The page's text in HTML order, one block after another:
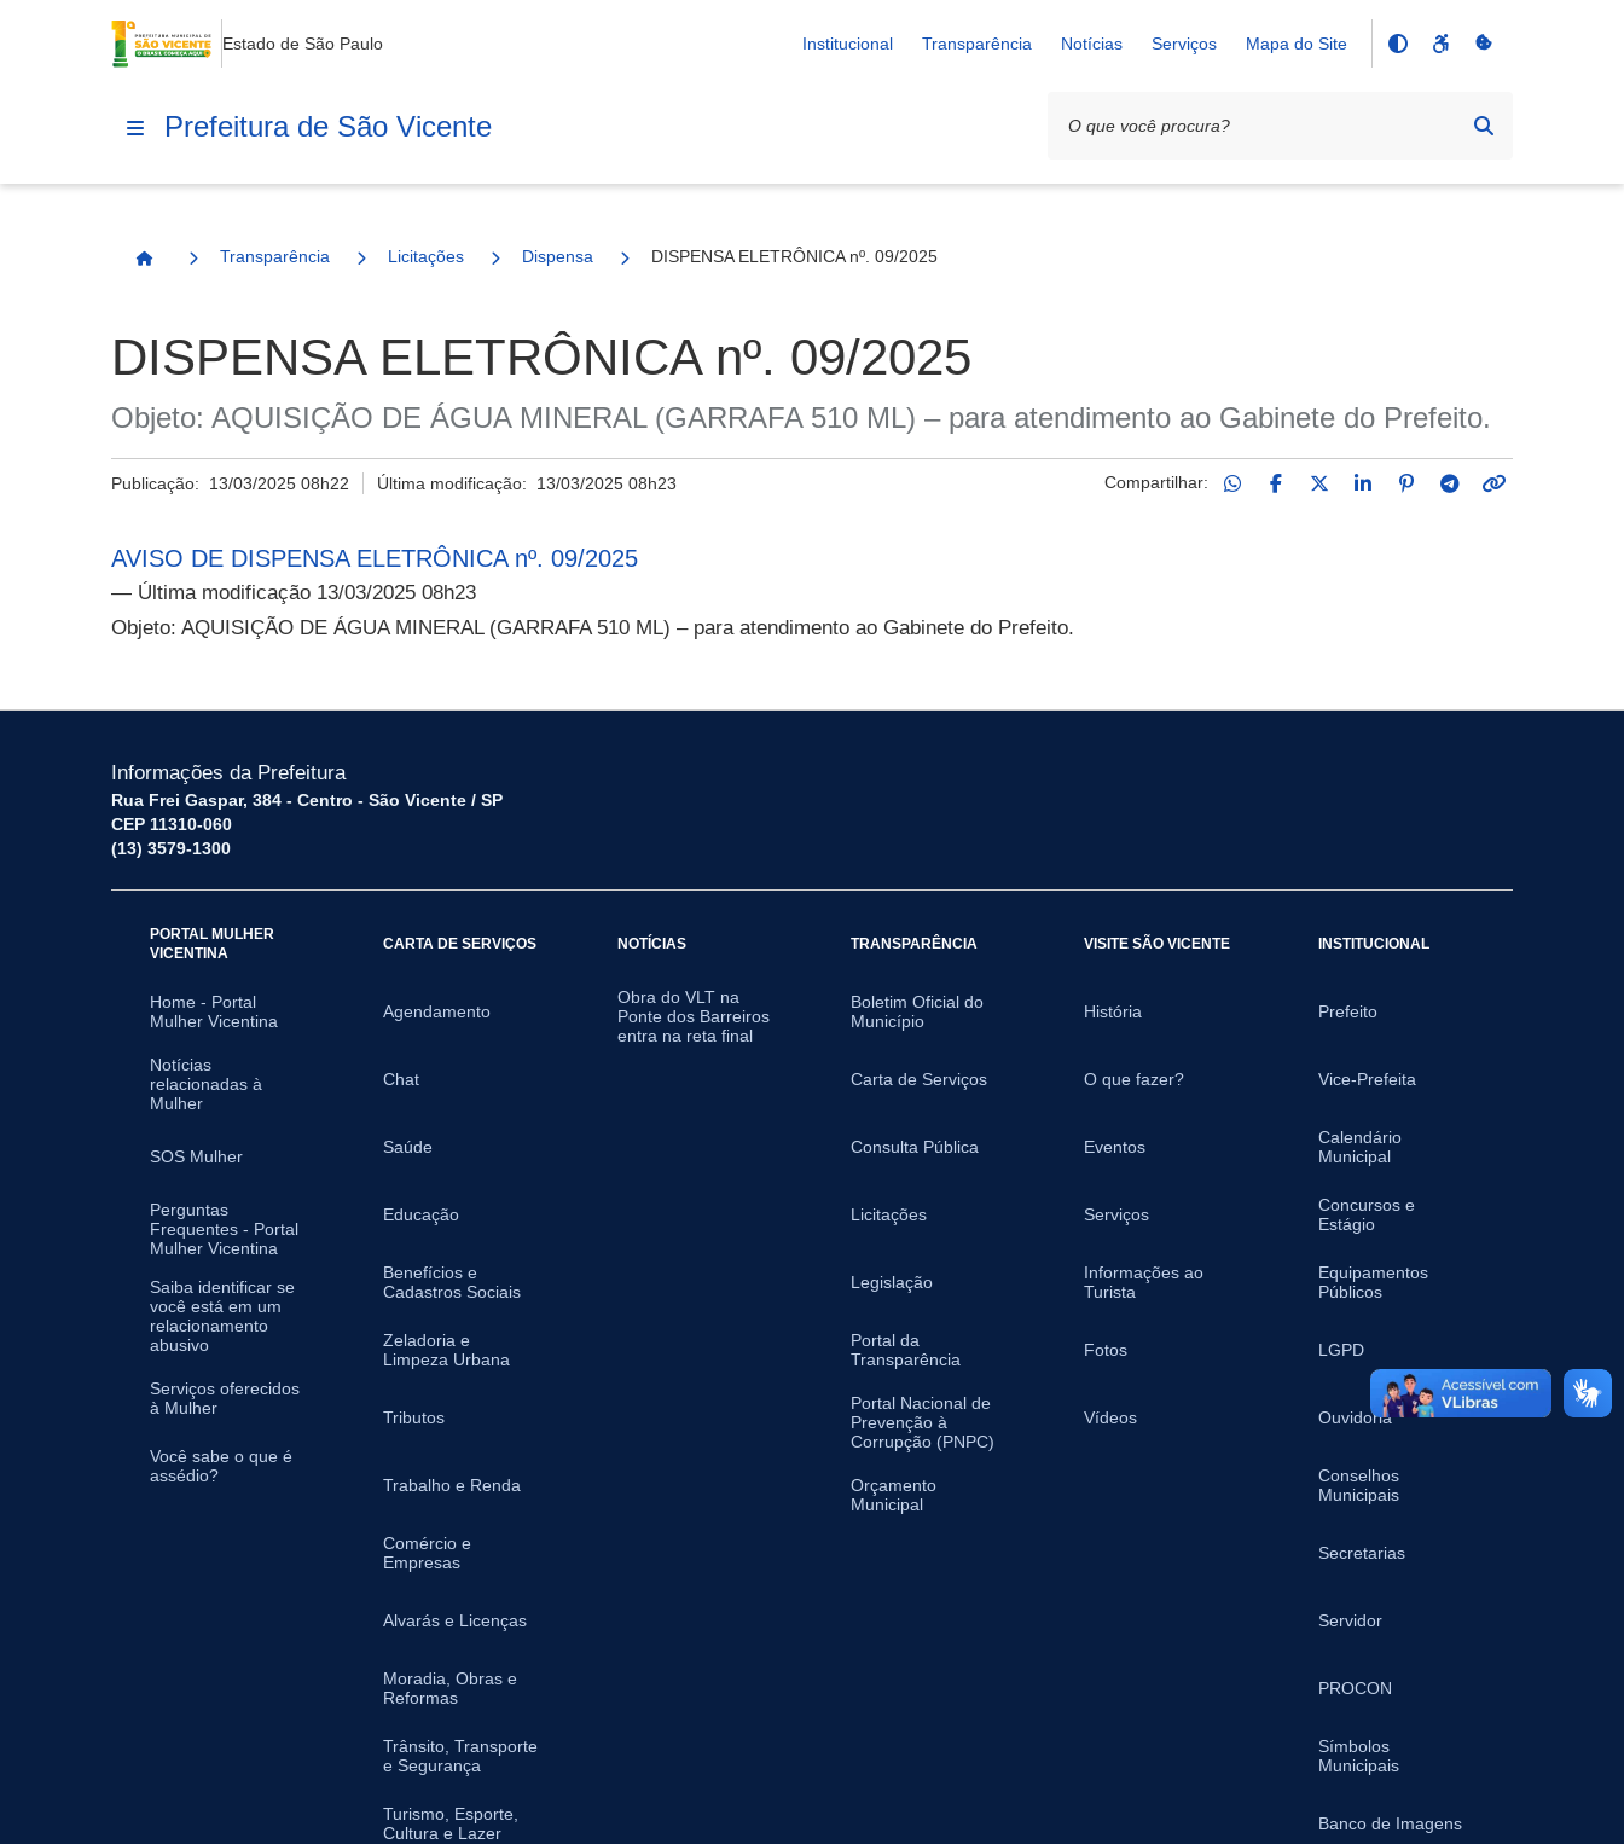
Estado de São Paulo Institucional Transparência Notícias Serviços Mapa do Site
Prefeitura de São Vicente
Página Inicial
Transparência Licitações Dispensa DISPENSA ELETRÔNICA nº. 09/2025
DISPENSA ELETRÔNICA nº. 09/2025
Objeto: AQUISIÇÃO DE ÁGUA MINERAL (GARRAFA 510 ML) – para atendimento ao Gabinete do Prefeito.
Publicação: 13/03/2025 08h22 Última modificação: 13/03/2025 08h23 Compartilhar:
AVISO DE DISPENSA ELETRÔNICA nº. 09/2025
— Última modificação 13/03/2025 08h23
Objeto: AQUISIÇÃO DE ÁGUA MINERAL (GARRAFA 510 ML) – para atendimento ao Gabinete do Prefeito.
Informações da Prefeitura
Rua Frei Gaspar, 384 - Centro - São Vicente / SP
CEP 11310-060
(13) 3579-1300
PORTAL MULHER
VICENTINA
Home - Portal
Mulher Vicentina
Notícias
relacionadas à
Mulher
SOS Mulher
Perguntas
Frequentes - Portal
Mulher Vicentina
Saiba identificar se
você está em um
relacionamento
abusivo
Serviços oferecidos
à Mulher
Você sabe o que é
assédio?
CARTA DE SERVIÇOS
Agendamento
Chat
Saúde
Educação
Benefícios e
Cadastros Sociais
Zeladoria e
Limpeza Urbana
Tributos
Trabalho e Renda
Comércio e
Empresas
Alvarás e Licenças
Moradia, Obras e
Reformas
Trânsito, Transporte
e Segurança
Turismo, Esporte,
Cultura e Lazer
NOTÍCIAS
Obra do VLT na
Ponte dos Barreiros
entra na reta final
TRANSPARÊNCIA
Boletim Oficial do
Município
Carta de Serviços
Consulta Pública
Licitações
Legislação
Portal da
Transparência
Portal Nacional de
Prevenção à
Corrupção (PNPC)
Orçamento
Municipal
VISITE SÃO VICENTE
História
O que fazer?
Eventos
Serviços
Informações ao
Turista
Fotos
Vídeos
INSTITUCIONAL
Prefeito
Vice-Prefeita
Calendário
Municipal
Concursos e
Estágio
Equipamentos
Públicos
LGPD
Ouvidoria
Conselhos
Municipais
Secretarias
Servidor
PROCON
Símbolos
Municipais
Banco de Imagens